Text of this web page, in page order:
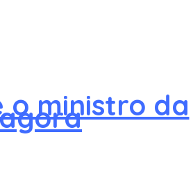
o ministro da